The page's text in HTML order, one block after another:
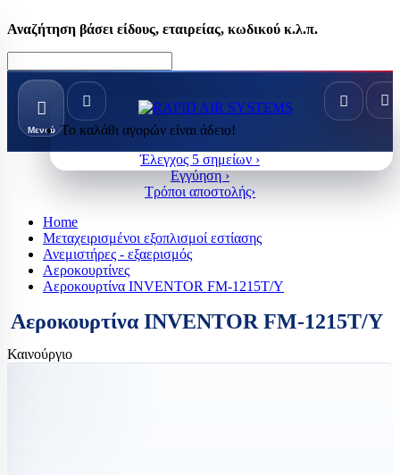
Αναζήτηση βάσει είδους, εταιρείας, κωδικού κ.λ.π.
Μενού Το καλάθι αγορών είναι άδειο!
Έλεγχος 5 σημείων ›
Εγγύηση ›
Τρόποι αποστολής›
Home
Μεταχειρισμένοι εξοπλισμοί εστίασης
Ανεμιστήρες - εξαερισμός
Αεροκουρτίνες
Αεροκουρτίνα INVENTOR FM-1215T/Y
Αεροκουρτίνα INVENTOR FM-1215T/Y
Καινούργιο